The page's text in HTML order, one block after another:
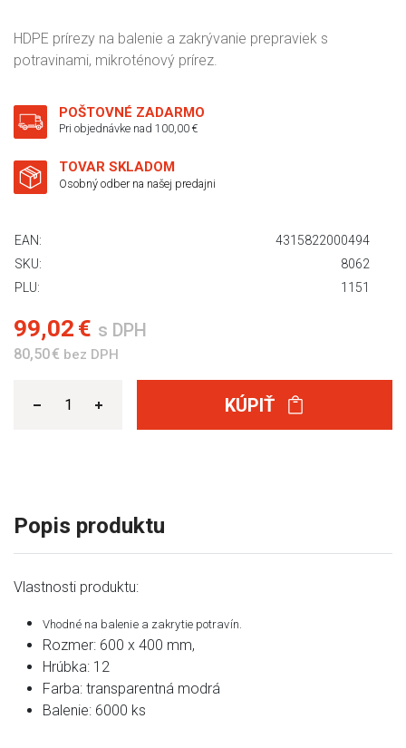
HDPE prírezy na balenie a zakrývanie prepraviek s
potravinami, mikroténový prírez.
POŠTOVNÉ ZADARMO
Pri objednávke nad 100,00 €
TOVAR SKLADOM
Osobný odber na našej predajni
EAN:
4315822000494
SKU:
8062
PLU:
1151
99,02 € s DPH
80,50 € bez DPH
KÚPIŤ
Popis produktu
Vlastnosti produktu:
Vhodné na balenie a zakrytie potravín.
Rozmer: 600 x 400 mm,
Hrúbka: 12
Farba: transparentná modrá
Balenie: 6000 ks